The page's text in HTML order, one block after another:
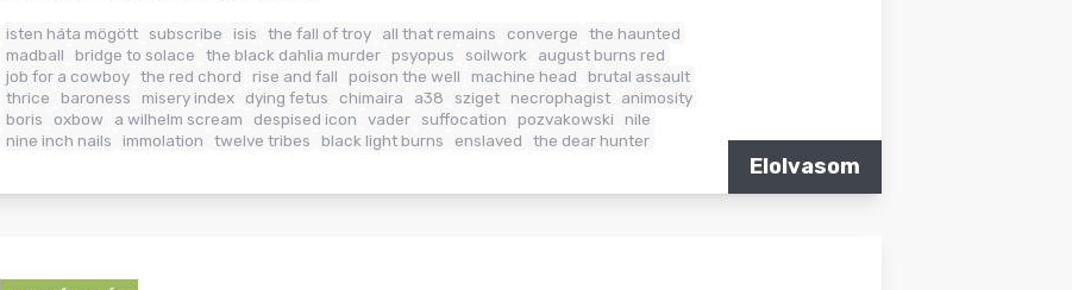
isten háta mögött subscribe isis the fall of troy all that remains converge
the haunted
madball
bridge to solace the black dahlia murder psyopus soilwork
august burns red
job for a cowboy the red chord rise and fall poison the well machine head
brutal assault
thrice
baroness misery index dying fetus chimaira a38 sziget necrophagist
animosity
boris
oxbow a wilhelm scream despised icon vader suffocation pozvakowski
nile
nine inch nails
immolation twelve tribes black light burns enslaved the dear hunter
Elolvasom